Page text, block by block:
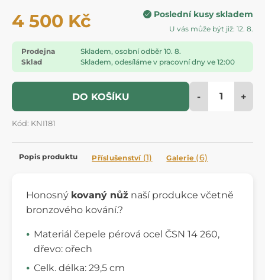
4 500 Kč Poslední kusy skladem
U vás může být již: 12. 8.
Prodejna
Skladem, osobní odběr 10. 8.
Sklad
Skladem, odesíláme v pracovní dny ve 12:00
DO KOŠÍKU - +
Kód: KNI181
Popis produktu Příslušenství (1) Galerie (6)
Honosný kovaný nůž naší produkce včetně
bronzového kování.?
Materiál čepele pérová ocel ČSN 14 260,
dřevo: ořech
Celk. délka: 29,5 cm